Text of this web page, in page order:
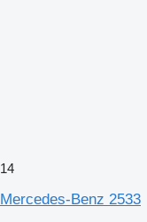
14
Mercedes-Benz 2533